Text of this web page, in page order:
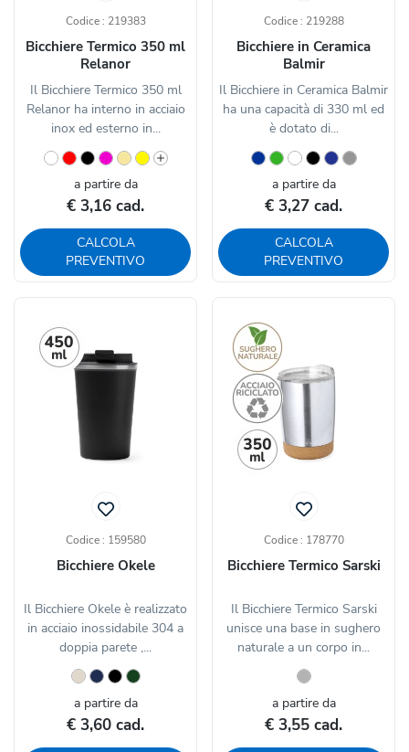
Codice : 219383
Bicchiere Termico 350 ml
Relanor
Il Bicchiere Termico 350 ml
Relanor ha interno in acciaio
inox ed esterno in...
a partire da
€ 3,16 cad.
CALCOLA
PREVENTIVO
Codice : 219288
Bicchiere in Ceramica
Balmir
Il Bicchiere in Ceramica Balmir
ha una capacità di 330 ml ed
è dotato di...
a partire da
€ 3,27 cad.
CALCOLA
PREVENTIVO
Codice : 159580
Bicchiere Okele
Il Bicchiere Okele è realizzato
in acciaio inossidabile 304 a
doppia parete ,...
a partire da
€ 3,60 cad.
Codice : 178770
Bicchiere Termico Sarski
Il Bicchiere Termico Sarski
unisce una base in sughero
naturale a un corpo in...
a partire da
€ 3,55 cad.